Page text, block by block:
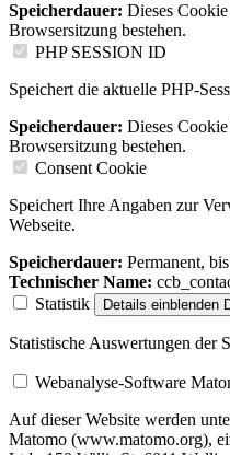
Speicherdauer: Dieses
Browsersitzung bestehen.
PHP SESSION ID
Speichert die aktuelle PHP-
Speicherdauer: Dieses
Browsersitzung bestehen.
Consent Cookie
Speichert Ihre Angaben zur
Webseite.
Speicherdauer: Permanent,
Technischer Name:
Statistik
Details einblenden
Statistische Auswertungen der
Webanalyse-Software
Auf dieser Website werden
Matomo (www.matomo.org),